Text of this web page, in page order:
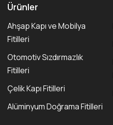
Ürünler
Ahşap Kapı ve Mobilya
Fitilleri
Otomotiv Sızdırmazlık
Fitilleri
Çelik Kapı Fitilleri
Alüminyum Doğrama Fitilleri